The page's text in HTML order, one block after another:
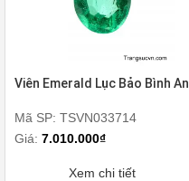
Viên Emerald Lục Bảo Bình An
Mã SP: TSVN033714
Giá: 7.010.000₫
Xem chi tiết